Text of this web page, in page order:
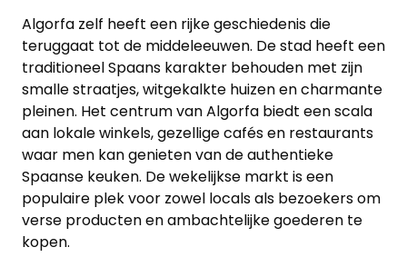
Algorfa zelf heeft een rijke geschiedenis die
teruggaat tot de middeleeuwen. De stad heeft een
traditioneel Spaans karakter behouden met zijn
smalle straatjes, witgekalkte huizen en charmante
pleinen. Het centrum van Algorfa biedt een scala
aan lokale winkels, gezellige cafés en restaurants
waar men kan genieten van de authentieke
Spaanse keuken. De wekelijkse markt is een
populaire plek voor zowel locals als bezoekers om
verse producten en ambachtelijke goederen te
kopen.